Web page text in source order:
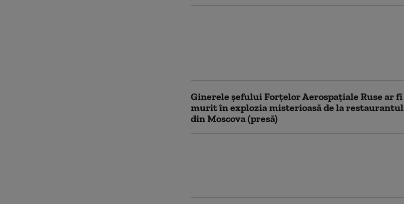
Ginerele șefului Forțelor Aerospațiale Ruse ar fi
murit în explozia misterioasă de la restaurantul
din Moscova (presă)